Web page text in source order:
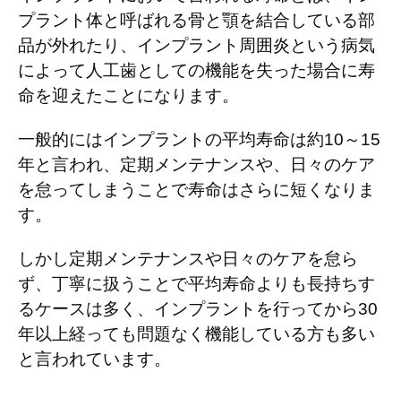
プラント体と呼ばれる骨と顎を結合している部
品が外れたり、インプラント周囲炎という病気
によって人工歯としての機能を失った場合に寿
命を迎えたことになります。
一般的にはインプラントの平均寿命は約10 ～ 15
年と言われ、定期メンテナンスや、日々のケア
を怠ってしまうことで寿命はさらに短くなりま
す。
しかし定期メンテナンスや日々のケアを怠ら
ず、丁寧に扱うことで平均寿命よりも長持ちす
るケースは多く、インプラントを行ってから30
年以上経っても問題なく機能している方も多い
と言われています。